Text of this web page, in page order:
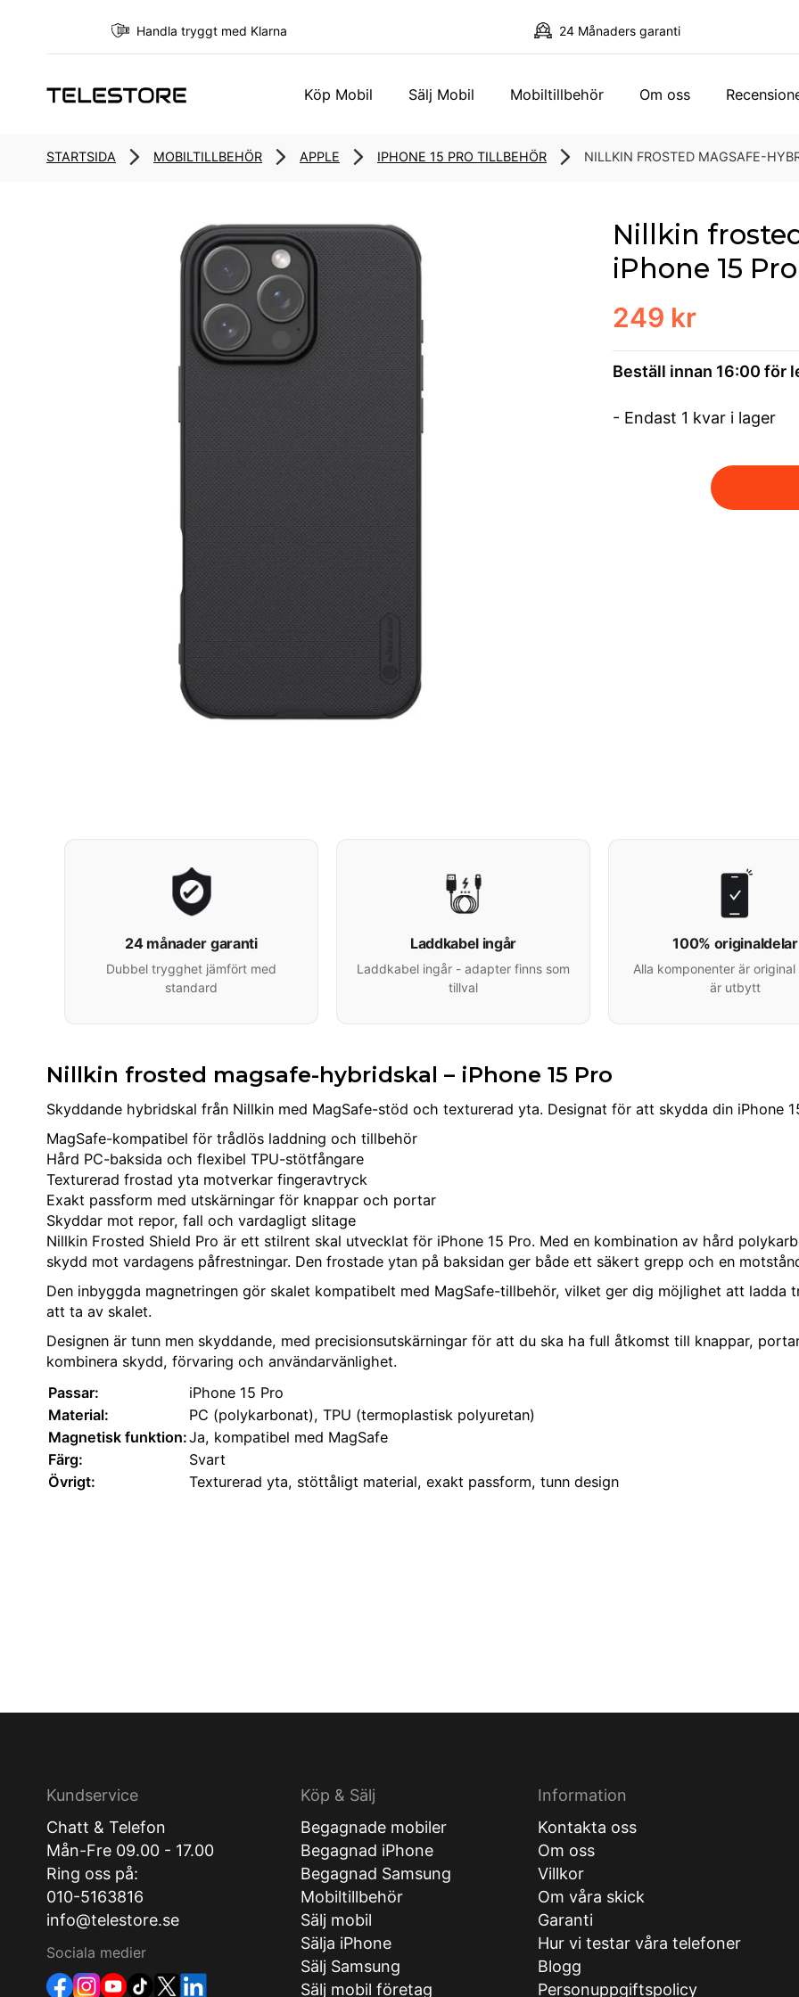
Handla tryggt med Klarna 24 Månaders garanti
Köp Mobil Sälj Mobil Mobiltillbehör Om oss
STARTSIDA MOBILTILLBEHÖR APPLE IPHONE 15 PRO TILLBEHÖR NILLKIN FROSTED MAGSAFE-
Nillkin
iPhone 15 Pro
249 kr
Beställ innan 16:00 för
- Endast 1 kvar i lager
24 månader garanti
Dubbel trygghet jämfört med
standard
Laddkabel ingår
Laddkabel ingår - adapter finns som
tillval
100% originaldelar
Alla komponenter är
är utbytt
Nillkin frosted magsafe-hybridskal – iPhone 15 Pro
Skyddande hybridskal från Nillkin med MagSafe-stöd och texturerad yta. Designat för att skydda din iPhone
MagSafe-kompatibel för trådlös laddning och tillbehör
Hård PC-baksida och flexibel TPU-stötfångare
Texturerad frostad yta motverkar fingeravtryck
Exakt passform med utskärningar för knappar och portar
Skyddar mot repor, fall och vardagligt slitage
Nillkin Frosted Shield Pro är ett stilrent skal utvecklat för iPhone 15 Pro. Med en kombination av hård
skydd mot vardagens påfrestningar. Den frostade ytan på baksidan ger både ett säkert grepp och en
Den inbyggda magnetringen gör skalet kompatibelt med MagSafe-tillbehör, vilket ger dig möjlighet att ladda
att ta av skalet.
Designen är tunn men skyddande, med precisionsutskärningar för att du ska ha full åtkomst till knappar,
kombinera skydd, förvaring och användarvänlighet.
Passar:
iPhone 15 Pro
Material:
PC (polykarbonat), TPU (termoplastisk polyuretan)
Magnetisk funktion:Ja, kompatibel med MagSafe
Färg:
Svart
Övrigt:
Texturerad yta, stöttåligt material, exakt passform, tunn design
Kundservice
Chatt & Telefon
Mån-Fre 09.00 - 17.00
Ring oss på:
010-5163816
info@telestore.se
Sociala medier
Köp & Sälj
Begagnade mobiler
Begagnad iPhone
Begagnad Samsung
Mobiltillbehör
Sälj mobil
Sälja iPhone
Sälj Samsung
Sälj mobil företag
Information
Kontakta oss
Om oss
Villkor
Om våra skick
Garanti
Hur vi testar våra telefoner
Blogg
Personuppgiftspolicy